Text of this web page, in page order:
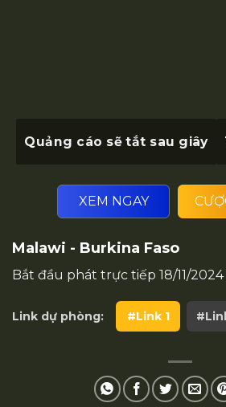
Quảng cáo sẽ tắt sau giây
XEM NGAY
Malawi - Burkina Faso
Bắt đầu phát trực tiếp 18/11/
Link dự phòng: #Link 1